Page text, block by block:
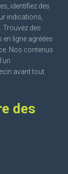
identifiez des
indications,
des
ligne agréées
Nos contenus
avant tout
des